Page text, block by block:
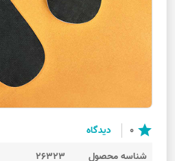
star
0 دیدگاه
شناسه محصول 26323